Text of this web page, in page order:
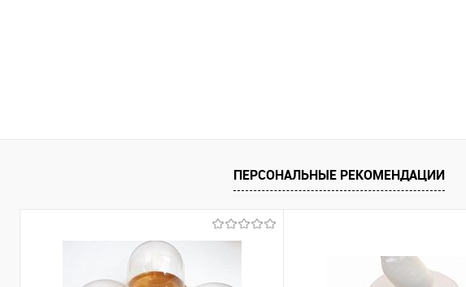
ПЕРСОНАЛЬНЫЕ РЕКОМЕНДАЦИИ